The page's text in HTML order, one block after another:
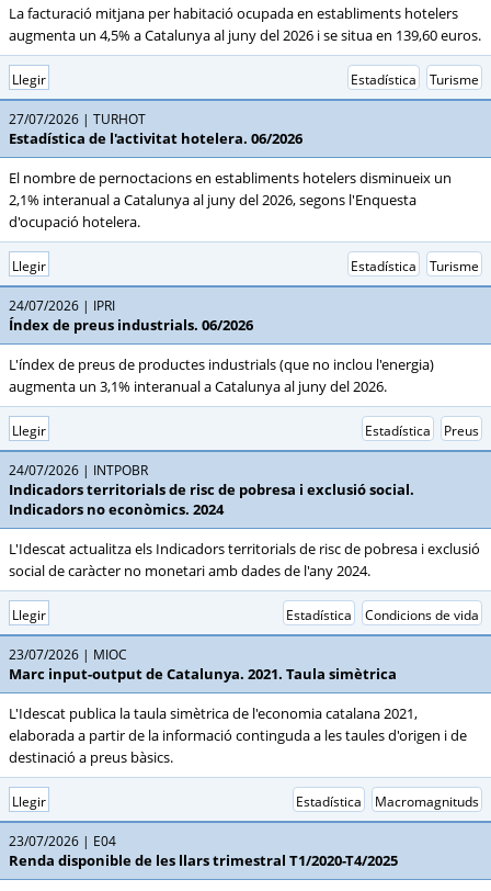
La facturació mitjana per habitació ocupada en establiments hotelers
augmenta un 4,5% a Catalunya al juny del 2026 i se situa en 139,60 euros.
Llegir Turisme
Estadística
27/07/2026 TURHOT
Estadística de l'activitat hotelera. 06/2026
El nombre de pernoctacions en establiments hotelers disminueix un
2,1% interanual a Catalunya al juny del 2026, segons l'Enquesta
d'ocupació hotelera.
Llegir Turisme
Estadística
24/07/2026 IPRI
Índex de preus industrials. 06/2026
L'índex de preus de productes industrials (que no inclou l'energia)
augmenta un 3,1% interanual a Catalunya al juny del 2026.
Llegir Preus
Estadística
24/07/2026 INTPOBR
Indicadors territorials de risc de pobresa i exclusió social.
Indicadors no econòmics. 2024
L'Idescat actualitza els Indicadors territorials de risc de pobresa i exclusió
social de caràcter no monetari amb dades de l'any 2024.
Llegir Condicions de vida
Estadística
23/07/2026 MIOC
Marc input-output de Catalunya. 2021. Taula simètrica
L'Idescat publica la taula simètrica de l'economia catalana 2021,
elaborada a partir de la informació continguda a les taules d'origen i de
destinació a preus bàsics.
Llegir Macromagnituds
Estadística
23/07/2026 E04
Renda disponible de les llars trimestral T1/2020-T4/2025